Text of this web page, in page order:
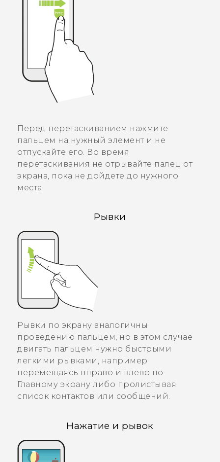
Перед перетаскиванием нажмите
пальцем на нужный элемент и не
отпускайте его. Во время
перетаскивания не отрывайте палец от
экрана, пока не дойдете до нужного
места.
Рывки
Рывки по экрану аналогичны
проведению пальцем, но в этом случае
двигать пальцем нужно быстрыми
легкими рывками, например
перемещаясь вправо и влево по
Главному экрану либо пролистывая
список контактов или сообщений.
Нажатие и рывок